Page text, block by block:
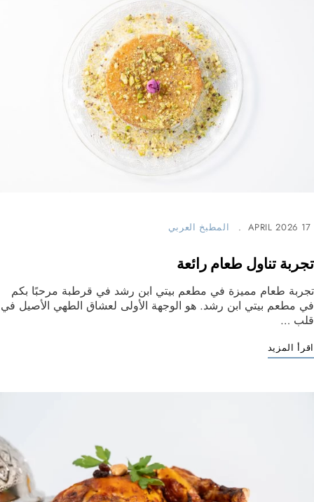
17 APRIL 2026 المطبخ العربي
تجربة تناول طعام رائعة
تجربة طعام مميزة في مطعم بيتي ابن رشد في قرطبة مرحبًا بكم
في مطعم بيتي ابن رشد. هو الوجهة الأولى لعشاق الطهي الأصيل في
قلب …
اقرأ المزيد